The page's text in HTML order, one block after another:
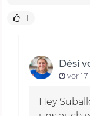
1
Dési
vor
Hey